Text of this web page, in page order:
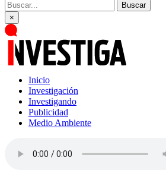
Buscar
×
Inicio
Investigación
Investigando
Publicidad
Medio Ambiente